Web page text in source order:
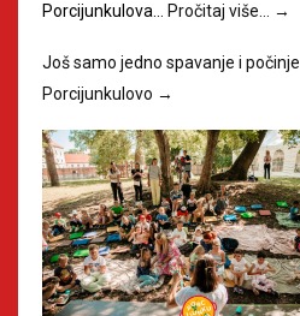
Porcijunkulova… Pročitaj više… →
Još samo jedno spavanje i počinje
Porcijunkulovo →